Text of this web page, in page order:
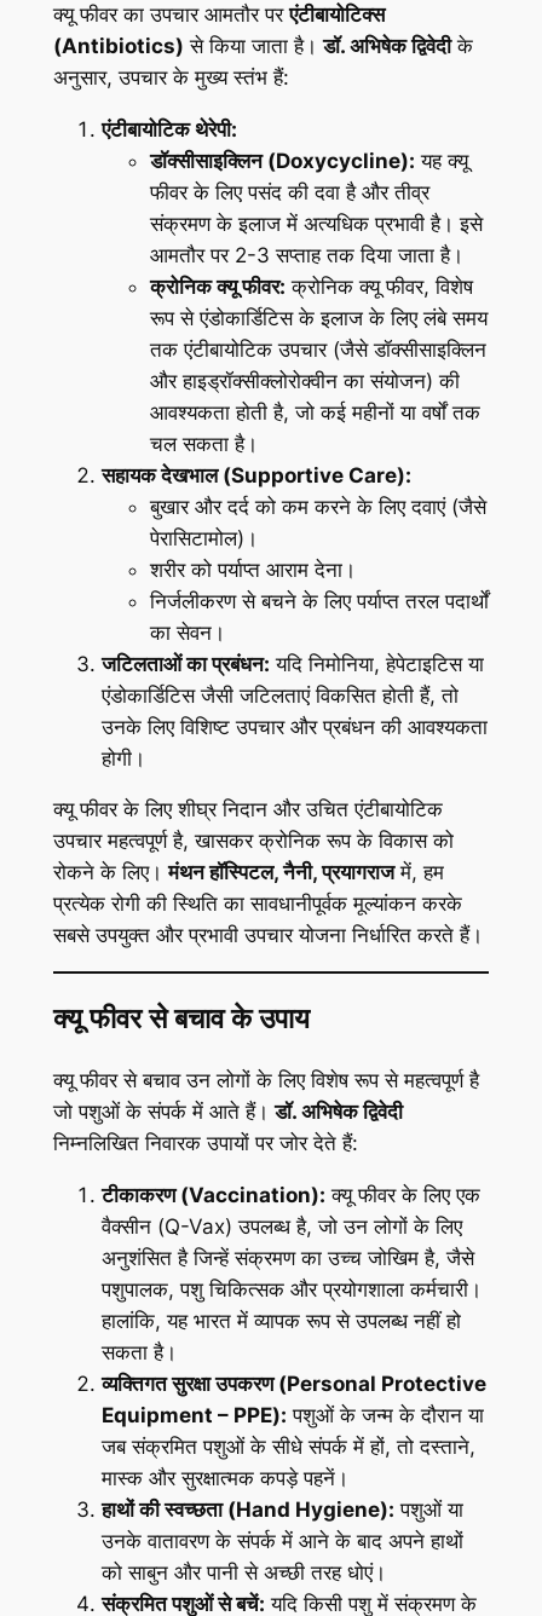
क्यू फीवर का उपचार आमतौर परएंटीबायोटिक्स
(Antibiotics) से किया जाता है।डॉ. अभिषेक द्विवेदीके
अनुसार, उपचार के मुख्य स्तंभ हैं:
एंटीबायोटिक थेरेपी:
डॉक्सीसाइक्लिन (Doxycycline): यह क्यू
फीवर के लिए पसंद की दवा है और तीव्र
संक्रमण के इलाज में अत्यधिक प्रभावी है। इसे
आमतौर पर 2-3 सप्ताह तक दिया जाता है।
क्रोनिक क्यू फीवर: क्रोनिक क्यू फीवर, विशेष
रूप से एंडोकार्डिटिस के इलाज के लिए लंबे समय
तक एंटीबायोटिक उपचार (जैसे डॉक्सीसाइक्लिन
और हाइड्रॉक्सीक्लोरोक्वीन का संयोजन) की
आवश्यकता होती है, जो कई महीनों या वर्षों तक
चल सकता है।
सहायक देखभाल (Supportive Care):
बुखार और दर्द को कम करने के लिए दवाएं (जैसे
पेरासिटामोल)।
शरीर को पर्याप्त आराम देना।
निर्जलीकरण से बचने के लिए पर्याप्त तरल पदार्थों
का सेवन।
जटिलताओं का प्रबंधन: यदि निमोनिया, हेपेटाइटिस या
एंडोकार्डिटिस जैसी जटिलताएं विकसित होती हैं, तो
उनके लिए विशिष्ट उपचार और प्रबंधन की आवश्यकता
होगी।
क्यू फीवर के लिए शीघ्र निदान और उचित एंटीबायोटिक
उपचार महत्वपूर्ण है, खासकर क्रोनिक रूप के विकास को
रोकने के लिए।मंथन हॉस्पिटल, नैनी, प्रयागराजमें, हम
प्रत्येक रोगी की स्थिति का सावधानीपूर्वक मूल्यांकन करके
सबसे उपयुक्त और प्रभावी उपचार योजना निर्धारित करते हैं।
क्यू फीवर से बचाव के उपाय
क्यू फीवर से बचाव उन लोगों के लिए विशेष रूप से महत्वपूर्ण है
जो पशुओं के संपर्क में आते हैं।डॉ. अभिषेक द्विवेदी
निम्नलिखित निवारक उपायों पर जोर देते हैं:
टीकाकरण (Vaccination): क्यू फीवर के लिए एक
वैक्सीन (Q-Vax) उपलब्ध है, जो उन लोगों के लिए
अनुशंसित है जिन्हें संक्रमण का उच्च जोखिम है, जैसे
पशुपालक, पशु चिकित्सक और प्रयोगशाला कर्मचारी।
हालांकि, यह भारत में व्यापक रूप से उपलब्ध नहीं हो
सकता है।
व्यक्तिगत सुरक्षा उपकरण (Personal Protective
Equipment – PPE): पशुओं के जन्म के दौरान या
जब संक्रमित पशुओं के सीधे संपर्क में हों, तो दस्ताने,
मास्क और सुरक्षात्मक कपड़े पहनें।
हाथों की स्वच्छता (Hand Hygiene): पशुओं या
उनके वातावरण के संपर्क में आने के बाद अपने हाथों
को साबुन और पानी से अच्छी तरह धोएं।
संक्रमित पशुओं से बचें: यदि किसी पशु में संक्रमण के